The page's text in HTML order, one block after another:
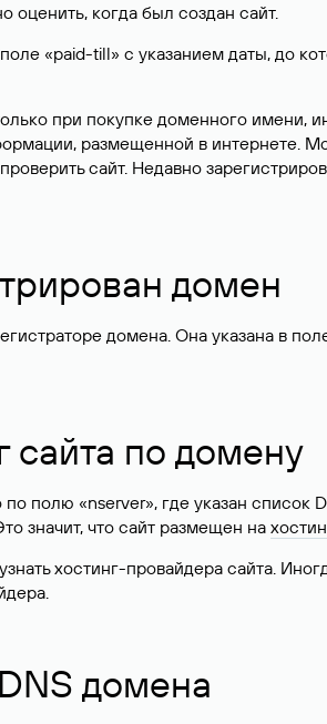
оценить, когда был создан сайт.
«paid-till» с указанием даты, до
при покупке доменного
размещенной в интернете.
сайт. Недавно
домен
домена. Она указана в
сайта по домену
по полю «nserver», где указан
значит, что сайт размещен на
хостинг-провайдера сайта.
домена